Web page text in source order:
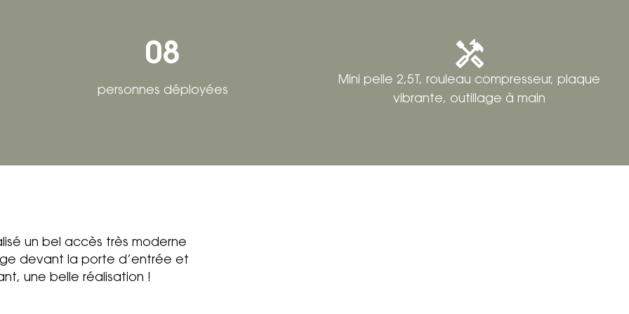
08
personnes déployées
Mini pelle 2,5T, rouleau compresseur, plaque
vibrante, outillage à main
un bel accès très moderne
devant la porte d’entrée et
une belle réalisation !